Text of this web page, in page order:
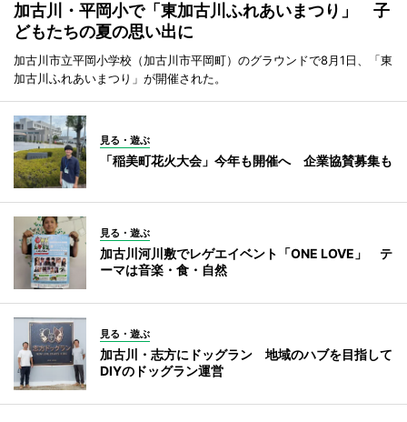
加古川・平岡小で「東加古川ふれあいまつり」 子
どもたちの夏の思い出に
加古川市立平岡小学校（加古川市平岡町）のグラウンドで8月1日、「東
加古川ふれあいまつり」が開催された。
見る・遊ぶ
「稲美町花火大会」今年も開催へ 企業協賛募集も
見る・遊ぶ
加古川河川敷でレゲエイベント「ONE LOVE」 テ
ーマは音楽・食・自然
見る・遊ぶ
加古川・志方にドッグラン 地域のハブを目指して
DIYのドッグラン運営